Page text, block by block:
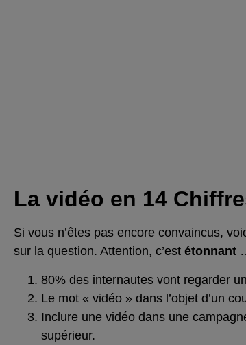
La vidéo en 14
Si vous n’êtes pas encore convaincus,
sur la question. Attention, c’est étonnant
80% des internautes vont regarder
Le mot « vidéo » dans l’objet d’un
Inclure une vidéo dans une
supérieur.